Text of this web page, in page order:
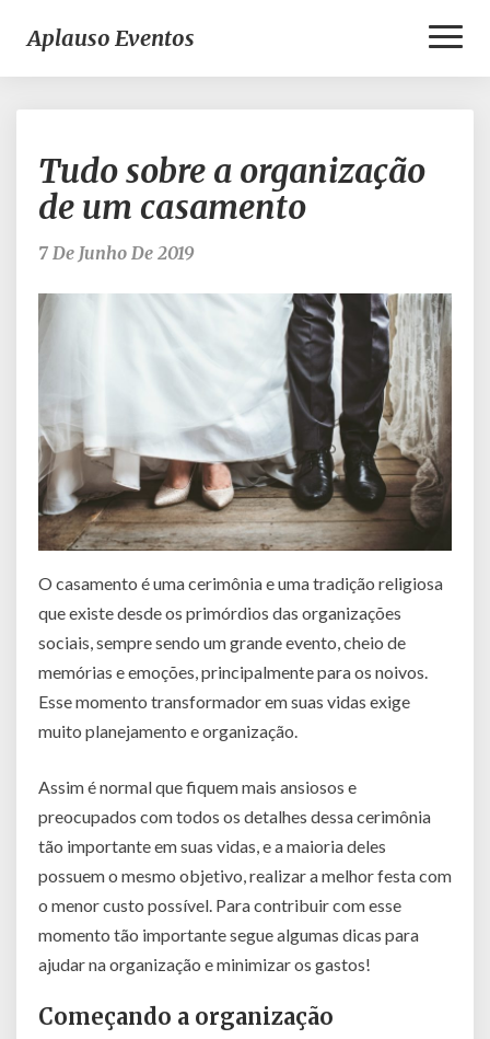
Aplauso Eventos
sobre
a
organização
Tudo sobre a organização
de um casamento
7 De Junho De 2019
O casamento é uma cerimônia e uma tradição religiosa
que existe desde os primórdios das organizações
sociais, sempre sendo um grande evento, cheio de
memórias e emoções, principalmente para os noivos.
Esse momento transformador em suas vidas exige
muito planejamento e organização.
Assim é normal que fiquem mais ansiosos e
preocupados com todos os detalhes dessa cerimônia
tão importante em suas vidas, e a maioria deles
possuem o mesmo objetivo, realizar a melhor festa com
o menor custo possível. Para contribuir com esse
momento tão importante segue algumas dicas para
ajudar na organização e minimizar os gastos!
Começando a organização